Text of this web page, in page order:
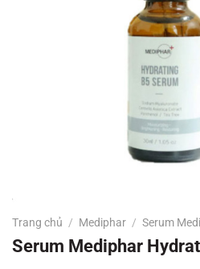
Trang chủ / Mediphar / Serum
Serum Mediphar